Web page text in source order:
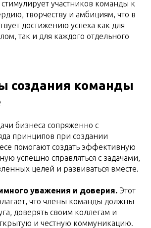
участников команды к
творчеству и амбициям, что в
достижению успеха как для
так и для каждого отдельного
создания команды
бизнеса сопряженно с
принципов при создании
помогают создать эффективную
успешно справляться с задачами,
целей и развиваться вместе.
уважения и доверия. Этот
что члены команды должны
доверять своим коллегам и
и честную коммуникацию.